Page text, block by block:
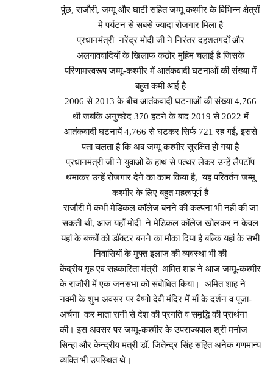
पुंछ, राजौरी, जम्मू और घाटी सहित जम्मू कश्मीर के विभिन्न क्षेत्रों
मे पर्यटन से सबसे ज्यादा रोजगार मिला है
प्रधानमंत्री नरेंद्र मोदी जी ने निरंतर दहशतगर्दों और
अलगाववादियों के खिलाफ कठोर मुहिम चलाई है जिसके
परिणामस्वरूप जम्मू-कश्मीर में आतंकवादी घटनाओं की संख्या में
बहुत कमी आई है
2006 से 2013 के बीच आतंकवादी घटनाओं की संख्या 4,766
थी जबकि अनुच्छेद 370 हटने के बाद 2019 से 2022 में
आतंकवादी घटनायें 4,766 से घटकर सिर्फ 721 रह गई, इससे
पता चलता है कि अब जम्मू कश्मीर सुरक्षित हो गया है
प्रधानमंत्री जी ने युवाओं के हाथ से पत्थर लेकर उन्हें लैपटॉप
थमाकर उन्हें रोजगार देने का काम किया है, यह परिवर्तन जम्मू
कश्मीर के लिए बहुत महत्वपूर्ण है
राजौरी में कभी मेडिकल कॉलेज बनने की कल्पना भी नहीं की जा
सकती थी, आज यहाँ मोदी ने मेडिकल कॉलेज खोलकर न केवल
यहां के बच्चों को डॉक्टर बनने का मौका दिया है बल्कि यहां के सभी
निवासियों के मुफ्त इलाज़ की व्यवस्था भी की
केंद्रीय गृह एवं सहकारिता मंत्री अमित शाह ने आज जम्मू-कश्मीर
के राजौरी में एक जनसभा को संबोधित किया। अमित शाह ने
नवमी के शुभ अवसर पर वैष्णो देवी मंदिर में माँ के दर्शन व पूजा-
अर्चना कर माता रानी से देश की प्रगति व समृद्धि की प्रार्थना
की। इस अवसर पर जम्मू-कश्मीर के उपराज्यपाल श्री मनोज
सिन्हा और केन्द्रीय मंत्री डॉ. जितेन्द्र सिंह सहित अनेक गणमान्य
व्यक्ति भी उपस्थित थे।